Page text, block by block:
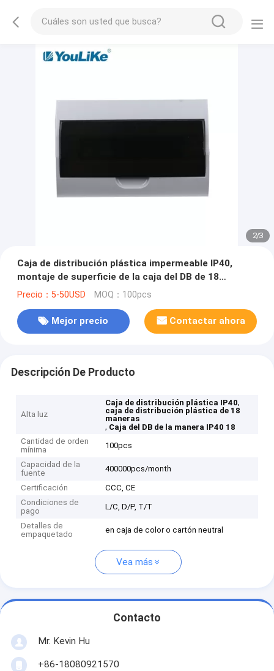
2/3
Caja de distribución plástica impermeable IP40,
montaje de superficie de la caja del DB de 18
maneras
Precio：5-50USD MOQ：100pcs
Mejor precio Contactar ahora
Descripción De Producto
Alta luz
Caja de distribución plástica IP40,
caja de distribución plástica de 18
maneras
, Caja del DB de la manera IP40 18
Cantidad de orden
mínima
100pcs
Capacidad de la
fuente
400000pcs/month
Certificación
CCC, CE
Condiciones de
pago
L/C, D/P, T/T
Detalles de
empaquetado
en caja de color o cartón neutral
Vea más
Contacto
Mr. Kevin Hu
+86-18080921570